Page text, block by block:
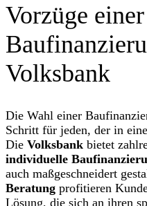
Vorzüge einer
Volksbank
Die Wahl einer
Schritt für jeden, der in
Die Volksbank bietet
individuelle
auch maßgeschneidert
Beratung profitieren
Lösung, die sich an ihren